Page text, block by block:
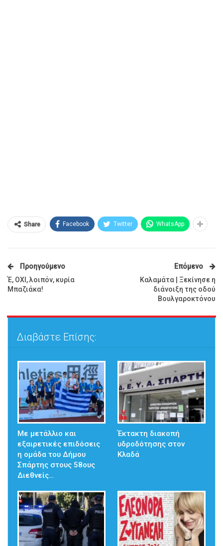
Share Facebook Twitter WhatsApp
Προηγούμενο
Έ, ΟΧΙ, λοιπόν, κυρία
Μπαζιάκα!
Επόμενο
Καλαμάτα | Ξεκίνησε η
διάνοιξη της οδού
Βουλγαροκτόνου
Διαβάστε Επίσης:
Με μετάλλιο και
εξαιρετικές επιδόσεις
η ομάδα του Δήμου
Σπάρτης στους 58ους
Διεθνείς…
Έκτακτη διακοπή
υδροδότησης στον
Κλαδά